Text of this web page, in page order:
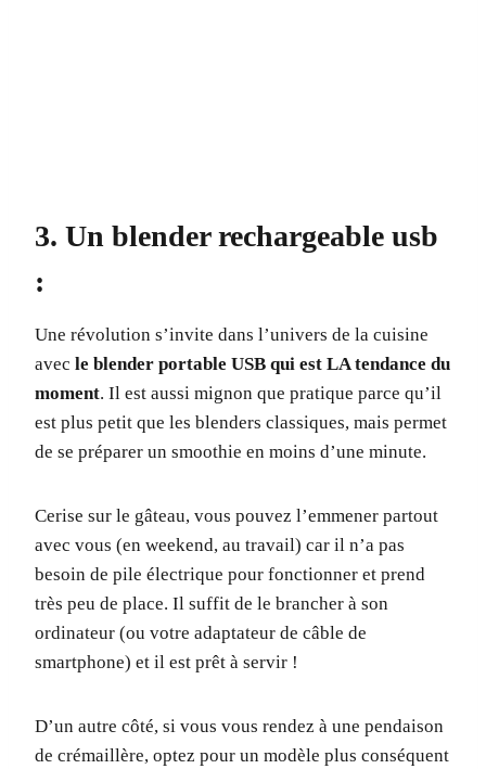
3. Un blender rechargeable usb
:
Une révolution s’invite dans l’univers de la cuisine
avec le blender portable USB qui est LA tendance du
moment. Il est aussi mignon que pratique parce qu’il
est plus petit que les blenders classiques, mais permet
de se préparer un smoothie en moins d’une minute.
Cerise sur le gâteau, vous pouvez l’emmener partout
avec vous (en weekend, au travail) car il n’a pas
besoin de pile électrique pour fonctionner et prend
très peu de place. Il suffit de le brancher à son
ordinateur (ou votre adaptateur de câble de
smartphone) et il est prêt à servir !
D’un autre côté, si vous vous rendez à une pendaison
de crémaillère, optez pour un modèle plus conséquent